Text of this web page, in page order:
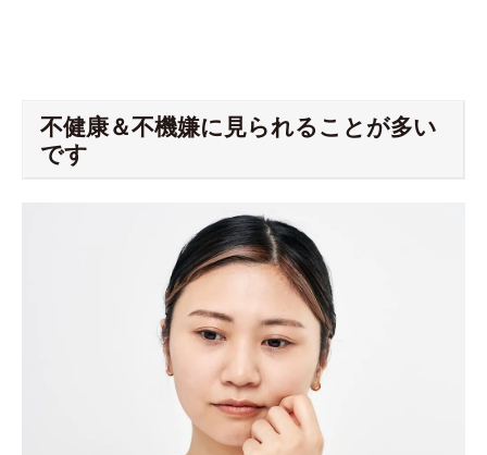
不健康＆不機嫌に見られることが多い
です